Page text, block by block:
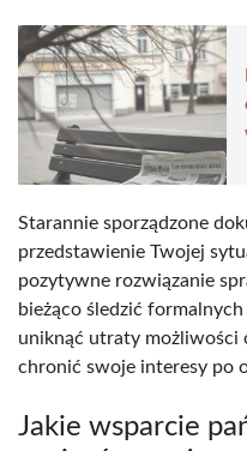
Starannie sporządzone
przedstawienie Twojej
pozytywne rozwiązanie
bieżąco śledzić
uniknąć utraty możliwości
chronić swoje interesy po
Jakie wsparcie